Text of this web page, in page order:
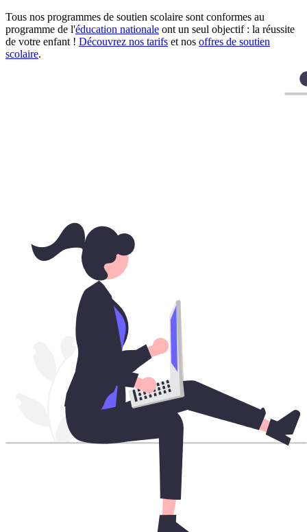
Tous nos programmes de soutien scolaire sont conformes au
programme de l'éducation nationale ont un seul objectif : la réussite
de votre enfant ! Découvrez nos tarifs et nos offres de soutien
scolaire.